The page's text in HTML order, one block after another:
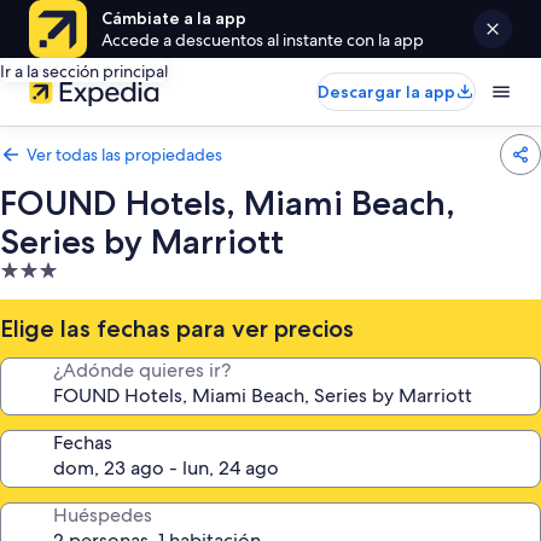
Cámbiate a la app
Accede a descuentos al instante con la app
Ir a la sección principal
Descargar la app
Ver todas las propiedades
FOUND Hotels, Miami Beach,
Series by Marriott
Propiedad
de
3.0
estrellas
Elige las fechas para ver precios
¿Adónde quieres ir?
Fechas
Huéspedes